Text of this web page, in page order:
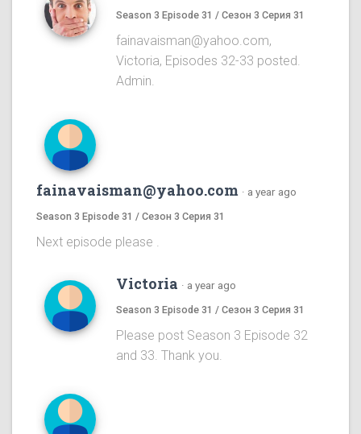
Season 3 Episode 31 / Сезон 3 Серия 31
fainavaisman@yahoo.com,
Victoria, Episodes 32-33 posted.
Admin.
fainavaisman@yahoo.com · a year ago
Season 3 Episode 31 / Сезон 3 Серия 31
Next episode please .
Victoria · a year ago
Season 3 Episode 31 / Сезон 3 Серия 31
Please post Season 3 Episode 32
and 33. Thank you.